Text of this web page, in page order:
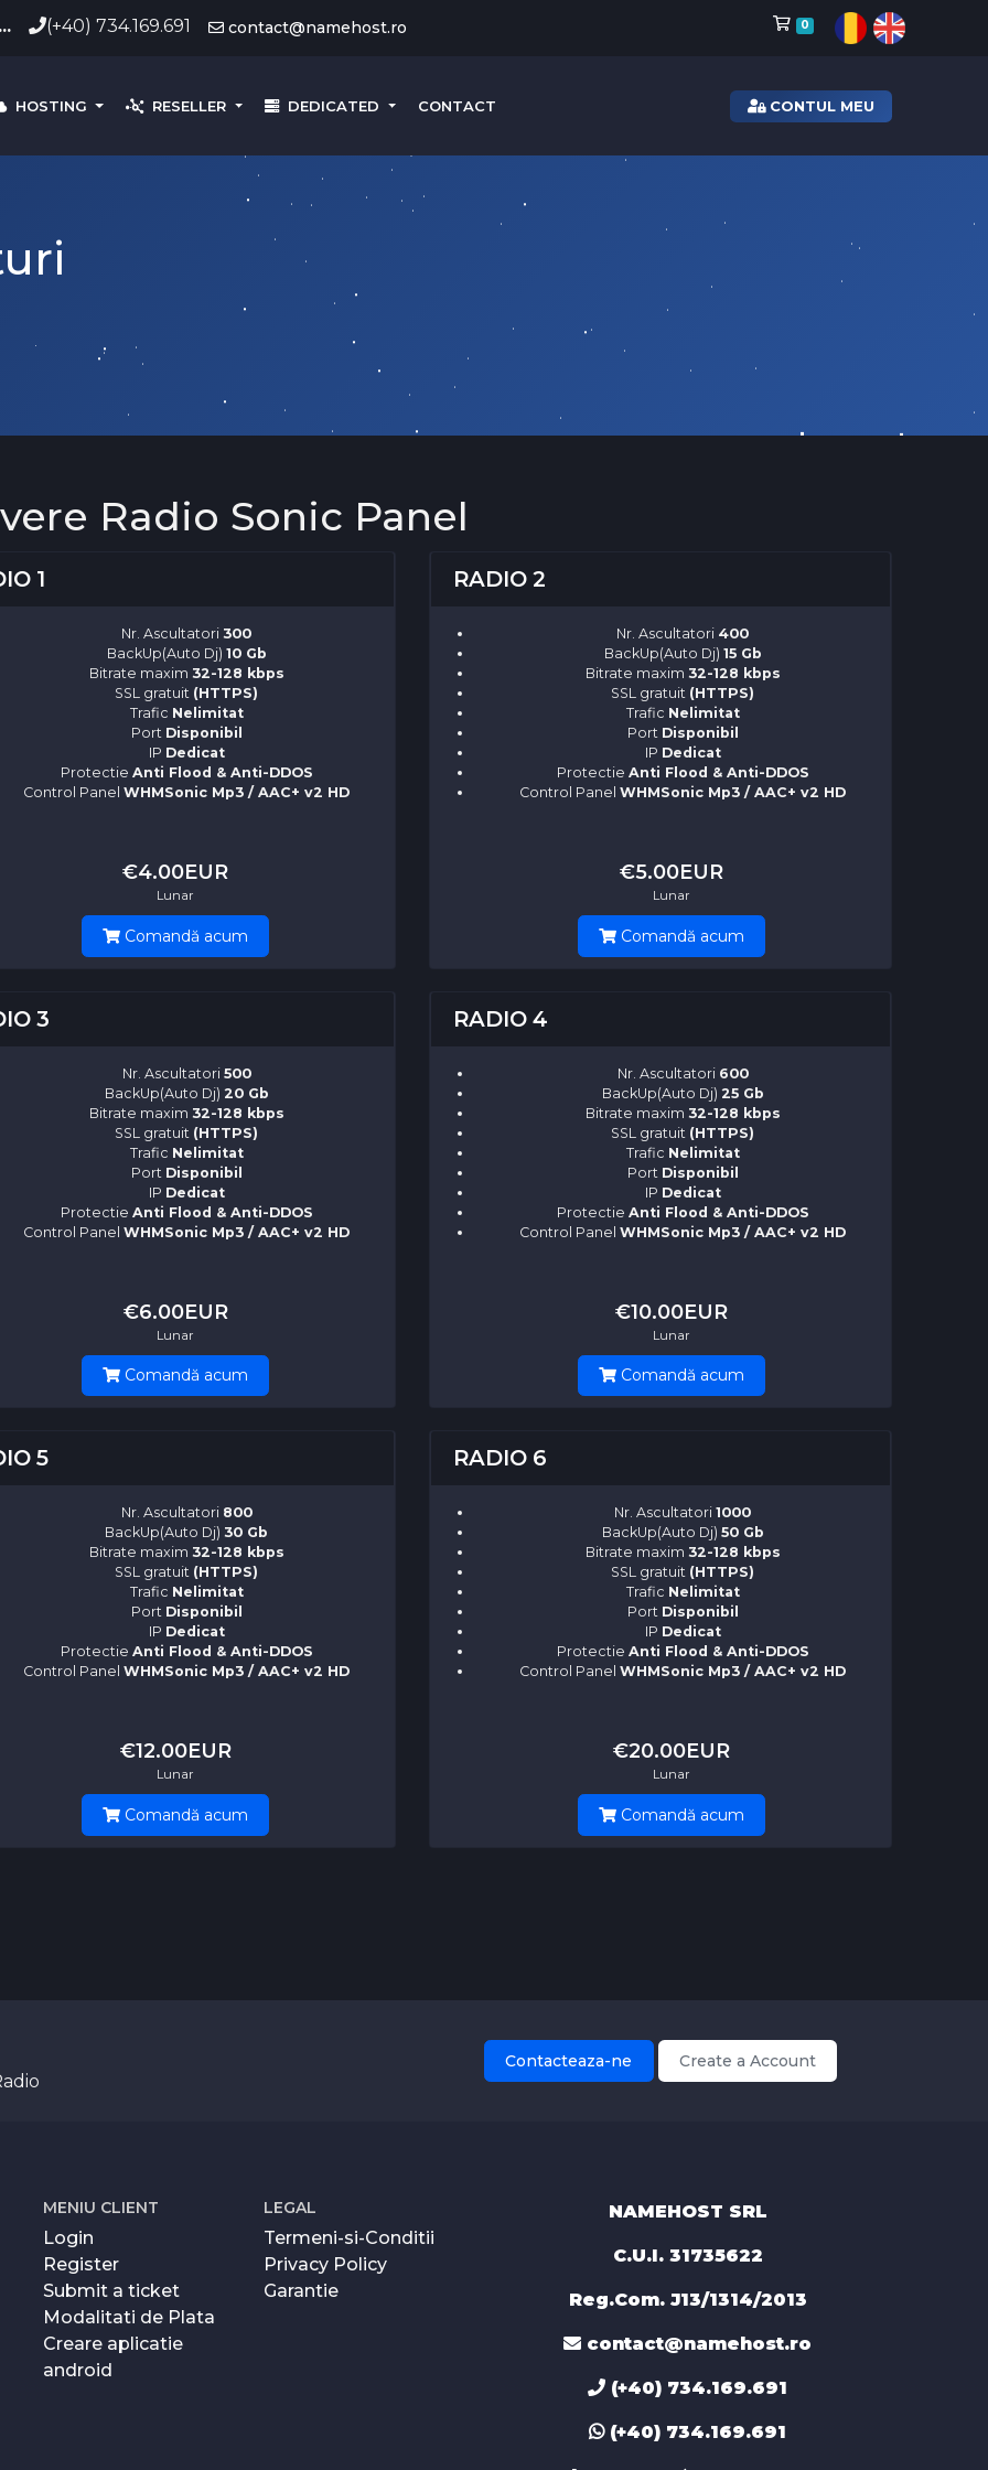
(+40) 734.169.691 contact@namehost.ro 0 Coș de cumpărături
HOSTING RESELLER DEDICATED CONTACT CONTUL MEU
Radio Sonic Panel
1
Nr. Ascultatori 300
BackUp(Auto Dj) 10 Gb
Bitrate maxim 32-128 kbps
SSL gratuit (HTTPS)
Trafic Nelimitat
Port Disponibil
IP Dedicat
Protectie Anti Flood & Anti-DDOS
Control Panel WHMSonic Mp3 / AAC+ v2 HD
€4.00EUR
Lunar
Comandă acum
RADIO 2
Nr. Ascultatori 400
BackUp(Auto Dj) 15 Gb
Bitrate maxim 32-128 kbps
SSL gratuit (HTTPS)
Trafic Nelimitat
Port Disponibil
IP Dedicat
Protectie Anti Flood & Anti-DDOS
Control Panel WHMSonic Mp3 / AAC+ v2 HD
€5.00EUR
Lunar
Comandă acum
3
Nr. Ascultatori 500
BackUp(Auto Dj) 20 Gb
Bitrate maxim 32-128 kbps
SSL gratuit (HTTPS)
Trafic Nelimitat
Port Disponibil
IP Dedicat
Protectie Anti Flood & Anti-DDOS
Control Panel WHMSonic Mp3 / AAC+ v2 HD
€6.00EUR
Lunar
Comandă acum
RADIO 4
Nr. Ascultatori 600
BackUp(Auto Dj) 25 Gb
Bitrate maxim 32-128 kbps
SSL gratuit (HTTPS)
Trafic Nelimitat
Port Disponibil
IP Dedicat
Protectie Anti Flood & Anti-DDOS
Control Panel WHMSonic Mp3 / AAC+ v2 HD
€10.00EUR
Lunar
Comandă acum
5
Nr. Ascultatori 800
BackUp(Auto Dj) 30 Gb
Bitrate maxim 32-128 kbps
SSL gratuit (HTTPS)
Trafic Nelimitat
Port Disponibil
IP Dedicat
Protectie Anti Flood & Anti-DDOS
Control Panel WHMSonic Mp3 / AAC+ v2 HD
€12.00EUR
Lunar
Comandă acum
RADIO 6
Nr. Ascultatori 1000
BackUp(Auto Dj) 50 Gb
Bitrate maxim 32-128 kbps
SSL gratuit (HTTPS)
Trafic Nelimitat
Port Disponibil
IP Dedicat
Protectie Anti Flood & Anti-DDOS
Control Panel WHMSonic Mp3 / AAC+ v2 HD
€20.00EUR
Lunar
Comandă acum
Contacteaza-ne Create a Account
MENIU CLIENT
Login
Register
Submit a ticket
Modalitati de Plata
Creare aplicatie
android
LEGAL
Termeni-si-Conditii
Privacy Policy
Garantie
NAMEHOST SRL
C.U.I. 31735622
Reg.Com. J13/1314/2013
contact@namehost.ro
(+40) 734.169.691
(+40) 734.169.691